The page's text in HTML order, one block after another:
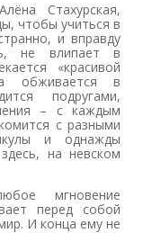
Стахурская,
чтобы учиться в
и вправду
не влипает в
«красивой
обживается в
подругами,
– с каждым
с разными
и однажды
на невском
мгновение
перед собой
И конца ему не